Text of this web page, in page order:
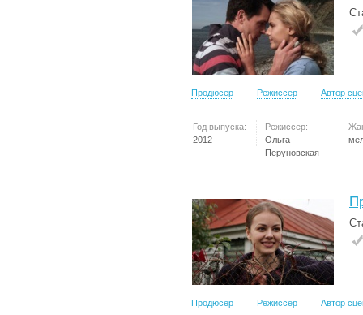
Продюсер Режиссер Автор
Год выпуска:
2012
Режиссер:
Ольга
Перуновская
Продюсер Режиссер Автор